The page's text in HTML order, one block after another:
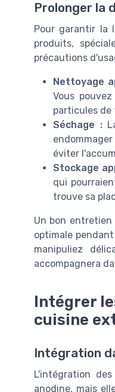
Prolonger la
Pour garantir la
produits,
précautions
Nettoyage
Vous
particules de
Séchage :
éviter
Stockage
qui
trouve sa
Un bon entretien
optimale
manipuliez
accompagnera
Intégrer
cuisine
Intégration
L'intégration
anodine, mais